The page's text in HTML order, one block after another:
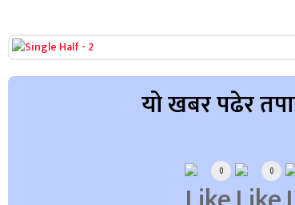
यो खबर पढेर
0 0